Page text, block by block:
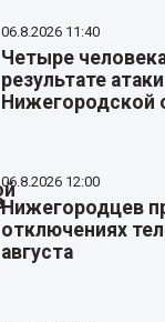
06.8.2026 11:40
Четыре
результате
Нижегородской
06.8.2026 12:00
Нижегородцев
отключениях
августа